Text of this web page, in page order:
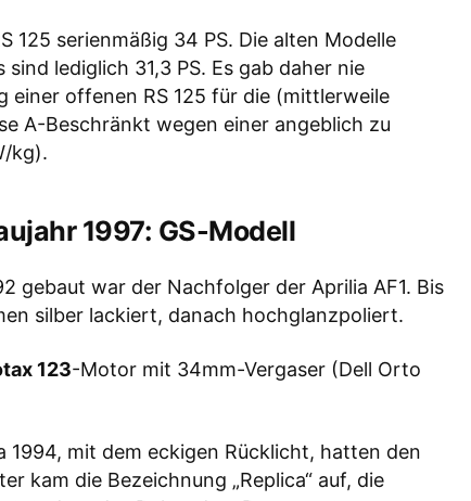
125 serienmäßig 34 PS. Die alten Modelle
lediglich 31,3 PS. Es gab daher nie
einer offenen RS 125 für die (mittlerweile
A-Beschränkt wegen einer angeblich zu
kg).
1997: GS-Modell
gebaut war der Nachfolger der Aprilia AF1. Bis
silber lackiert, danach hochglanzpoliert.
123-Motor mit 34mm-Vergaser (Dell Orto
1994, mit dem eckigen Rücklicht, hatten den
kam die Bezeichnung „Replica“ auf, die